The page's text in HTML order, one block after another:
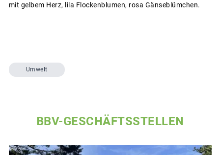
mit gelbem Herz, lila Flockenblumen, rosa Gänseblümchen.
Umwelt
BBV-GESCHÄFTSSTELLEN